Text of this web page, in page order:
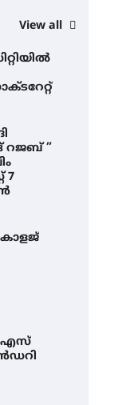
View all
റജബ് ”
7
എസ്